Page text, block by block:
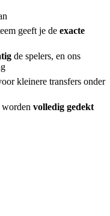
geeft je de exacte
de spelers, en ons
kleinere transfers onder
worden volledig gedekt